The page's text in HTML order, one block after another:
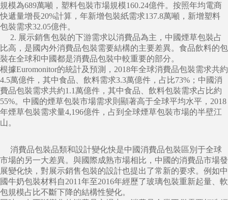
規模為689萬噸，塑料包裝市場規模160.24億件。按照年均電商
快遞量增長20%計算，年新增包裝紙需求137.8萬噸，新增塑料
包裝需求32.05億件。
2. 展示銷售包裝的下游需求以消費品為主，中國煙草包裝占
比高，是國內外消費品包裝需要結構的主要差異。食品飲料的包
裝在全球和中國都是消費品包裝中較重要的部分。
根據Euromonitor的統計及預測，2018年全球消費品包裝需求共約
4.5萬億件，其中食品、飲料需求3.3萬億件，占比73%；中國消
費品包裝需求共約1.1萬億件，其中食品、飲料包裝需求占比約
55%。中國的煙草包裝市場需求則顯著高于全球平均水平，2018
年煙草包裝需求量4,196億件，占到全球煙草包裝市場的半壁江
山。
消費品包裝品類和設計變化快是中國消費品包裝區別于全球
市場的另一大差異。與國際成熟市場相比，中國的消費品市場發
展變化快，對展示銷售包裝的設計也提出了常新的要求。例如中
國牛奶包裝材料自2011年至2016年經歷了玻璃包裝重新起量、軟
包規模占比不斷下降的結構性變化。